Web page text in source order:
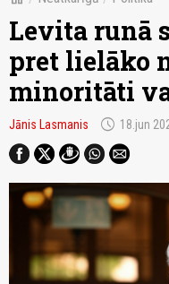
Levita runā
pret lielāko
minoritāti
Jānis Lasmanis schedule 18.jun